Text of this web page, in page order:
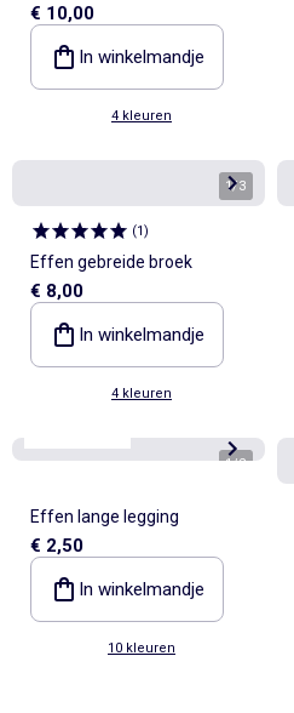
€ 10,00
In winkelmandje
4 kleuren
1/3
(1)
Effen gebreide broek
€ 8,00
In winkelmandje
4 kleuren
1/2
Effen lange legging
€ 2,50
In winkelmandje
10 kleuren